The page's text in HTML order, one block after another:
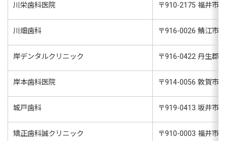
川栄歯科医院 〒910-2175 福井市
川畑歯科 〒916-0026 鯖江市
岸デンタルクリニック 〒916-0422 丹生郡
岸本歯科医院 〒914-0056 敦賀市
城戸歯科 〒919-0413 坂井市
矯正歯科誠クリニック 〒910-0003 福井市